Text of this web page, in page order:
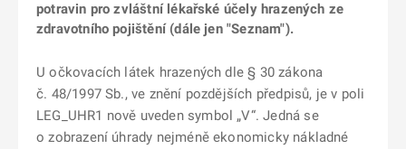
potravin pro zvláštní lékařské účely hrazených ze
zdravotního pojištění (dále jen "Seznam").
U očkovacích látek hrazených dle § 30 zákona
č. 48/1997 Sb., ve znění pozdějších předpisů, je v poli
LEG_UHR1 nově uveden symbol „V“. Jedná se
o zobrazení úhrady nejméně ekonomicky nákladné